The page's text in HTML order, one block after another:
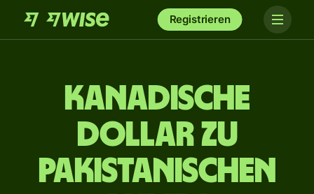
Registrieren
Kanadische
Dollar zu
pakistanischen